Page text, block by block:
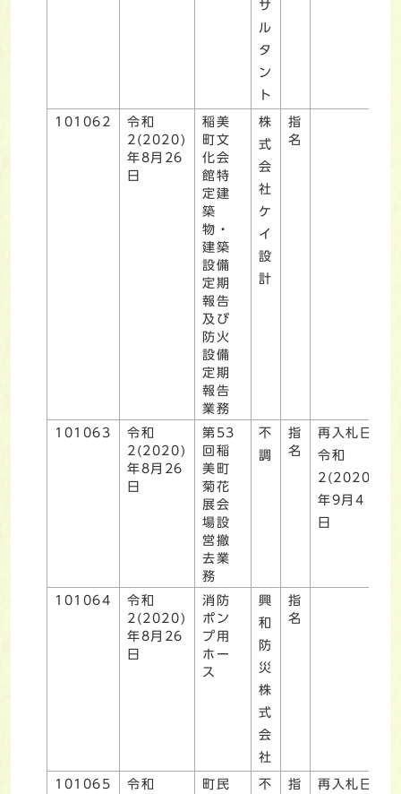
サ
ル
タ
ン
ト
101062
令和
2(2020)
年8月26
日
稲美
町文
化会
館特
定建
築
物・
建築
設備
定期
報告
及び
防火
設備
定期
報告
業務
株
式
会
社
ケ
イ
設
計
指
名
101063
令和
2(2020)
年8月26
日
第53
回稲
美町
菊花
展会
場設
営撤
去業
務
不
調
指
名
再入札日
令和
2(2020)
年9月4
日
101064
令和
2(2020)
年8月26
日
消防
ポン
プ用
ホー
ス
興
和
防
災
株
式
会
社
指
名
101065
令和
町民
不
指
再入札日